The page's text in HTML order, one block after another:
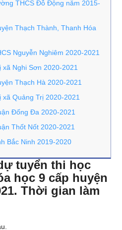
THCS Đỗ Động năm 2015-
Thạch Thành, Thanh Hóa
Nguyễn Nghiêm 2020-2021
Nghi Sơn 2020-2021
Thạch Hà 2020-2021
Quảng Trị 2020-2021
Đống Đa 2020-2021
Thốt Nốt 2020-2021
Bắc Ninh 2019-2020
tuyển thi học
học 9 cấp huyện
Thời gian làm